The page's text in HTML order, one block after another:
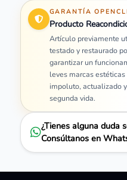
GARANTÍA
Producto
Artículo previamente
testado y restaurado
garantizar un
leves marcas
impoluto, actualizado
segunda vida.
¿Tienes alguna duda
Consúltanos en